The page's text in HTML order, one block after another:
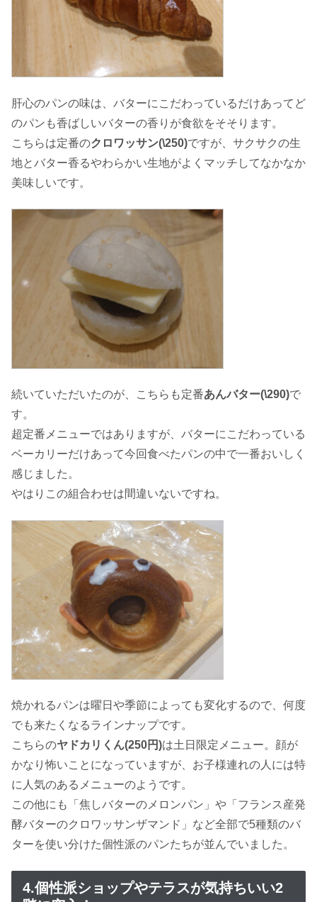
肝心のパンの味は、バターにこだわっているだけあってど
のパンも香ばしいバターの香りが食欲をそそります。
こちらは定番のクロワッサン(\250)ですが、サクサクの生
地とバター香るやわらかい生地がよくマッチしてなかなか
美味しいです。
続いていただいたのが、こちらも定番あんバター(\290)で
す。
超定番メニューではありますが、バターにこだわっている
ベーカリーだけあって今回食べたパンの中で一番おいしく
感じました。
やはりこの組合わせは間違いないですね。
焼かれるパンは曜日や季節によっても変化するので、何度
でも来たくなるラインナップです。
こちらのヤドカリくん(250円)は土日限定メニュー。顔が
かなり怖いことになっていますが、お子様連れの人には特
に人気のあるメニューのようです。
この他にも「焦しバターのメロンパン」や「フランス産発
酵バターのクロワッサンザマンド」など全部で5種類のバ
ターを使い分けた個性派のパンたちが並んでいました。
4.個性派ショップやテラスが気持ちいい2